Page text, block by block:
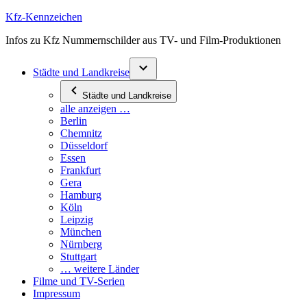
Zum
springen
Kfz-Kennzeichen
Infos zu Kfz Nummernschilder aus TV- und Film-Produktionen
Städte und Landkreise
Städte und Landkreise
alle anzeigen …
Berlin
Chemnitz
Düsseldorf
Essen
Frankfurt
Gera
Hamburg
Köln
Leipzig
München
Nürnberg
Stuttgart
… weitere Länder
Filme und TV-Serien
Impressum